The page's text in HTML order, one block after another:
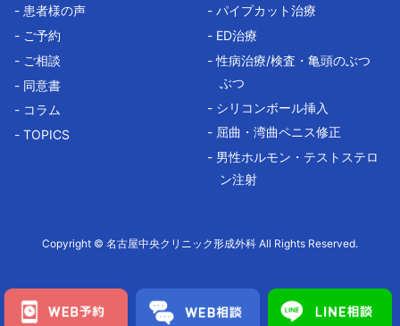
- 患者様の声
- ご予約
- ご相談
- 同意書
- コラム
- TOPICS
- パイプカット治療
- ED治療
- 性病治療/検査・亀頭のぶつ
ぶつ
- シリコンボール挿入
- 屈曲・湾曲ペニス修正
- 男性ホルモン・テストステロ
ン注射
Copyright © 名古屋中央クリニック形成外科 All Rights Reserved.